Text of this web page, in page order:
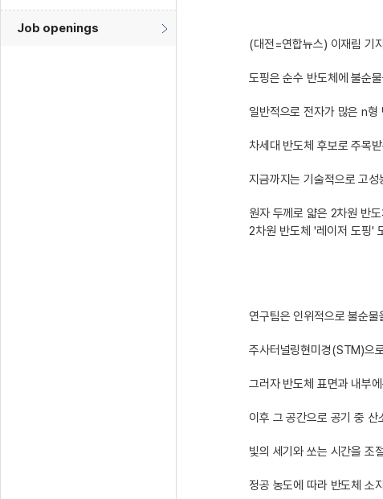
Job openings
(대전=연합뉴스) 이재림 기
도핑은 순수 반도체에 불순
일반적으로 전자가 많은 n
차세대 반도체 후보로 주목
지금까지는 기술적으로 고
원자 두께로 얇은 2차원 반
2차원 반도체 '레이저 도핑'
연구팀은 인위적으로 불순
주사터널링현미경(STM)으
그러자 반도체 표면과 내부
이후 그 공간으로 공기 중
빛의 세기와 쏘는 시간을 조
정공 농도에 따라 반도체 소